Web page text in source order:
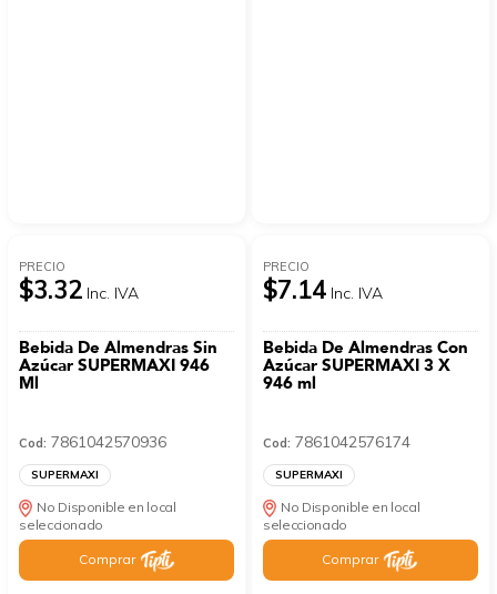
PRECIO
$3.32 Inc. IVA
Bebida De Almendras Sin
Azúcar SUPERMAXI 946
Ml
Cod: 7861042570936
SUPERMAXI
No Disponible en local
seleccionado
Comprar
PRECIO
$7.14 Inc. IVA
Bebida De Almendras Con
Azúcar SUPERMAXI 3 X
946 ml
Cod: 7861042576174
SUPERMAXI
No Disponible en local
seleccionado
Comprar